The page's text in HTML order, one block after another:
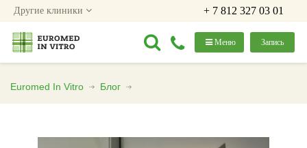
+ 7 812 327 03 01
Другие клиники
Запись
Меню
Euromed In Vitro Блог